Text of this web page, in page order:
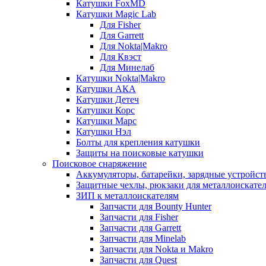
Катушки FoxMD
Катушки Magic Lab
Для Fisher
Для Garrett
Для Nokta|Makro
Для Квэст
Для Минелаб
Катушки Nokta|Makro
Катушки АКА
Катушки Детеч
Катушки Корс
Катушки Марс
Катушки Нэл
Болты для крепления катушки
Защиты на поисковые катушки
Поисковое снаряжение
Аккумуляторы, батарейки, зарядные
Защитные чехлы, рюкзаки для
ЗИП к металлоискателям
Запчасти для Bounty Hunter
Запчасти для Fisher
Запчасти для Garrett
Запчасти для Minelab
Запчасти для Nokta и Makro
Запчасти для Quest